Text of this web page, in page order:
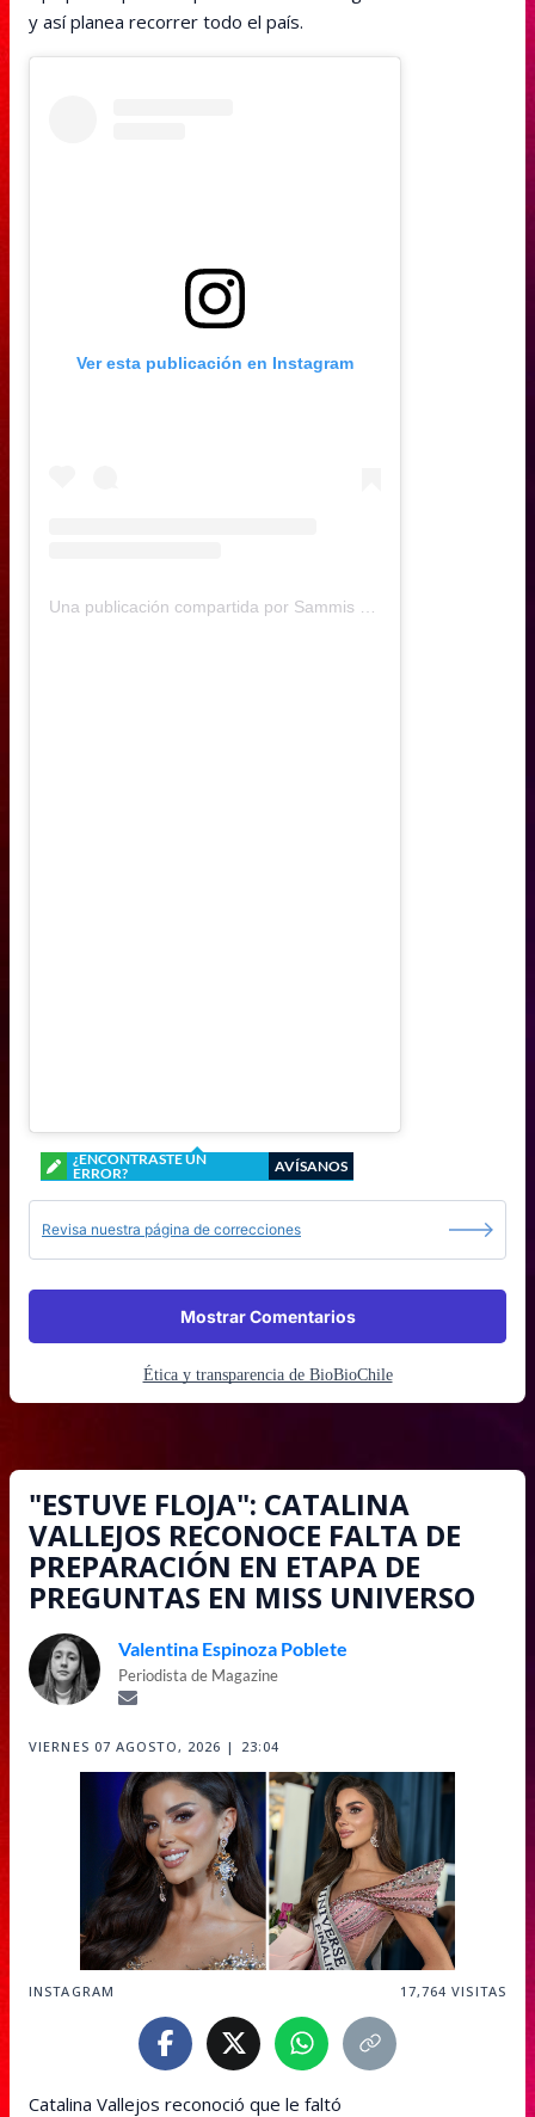
y así planea recorrer todo el país.
Ver esta publicación en Instagram
Una publicación compartida por Sammis Reyes (@sammisreyes)
¿ENCONTRASTE UN
ERROR?
AVÍSANOS
Revisa nuestra página de correcciones
Mostrar Comentarios
Ética y transparencia de BioBioChile
"ESTUVE FLOJA": CATALINA
VALLEJOS RECONOCE FALTA DE
PREPARACIÓN EN ETAPA DE
PREGUNTAS EN MISS UNIVERSO
Valentina Espinoza Poblete
Periodista de Magazine
VIERNES 07 AGOSTO, 2026 | 23:04
INSTAGRAM 17,764 VISITAS
Catalina Vallejos reconoció que le faltó